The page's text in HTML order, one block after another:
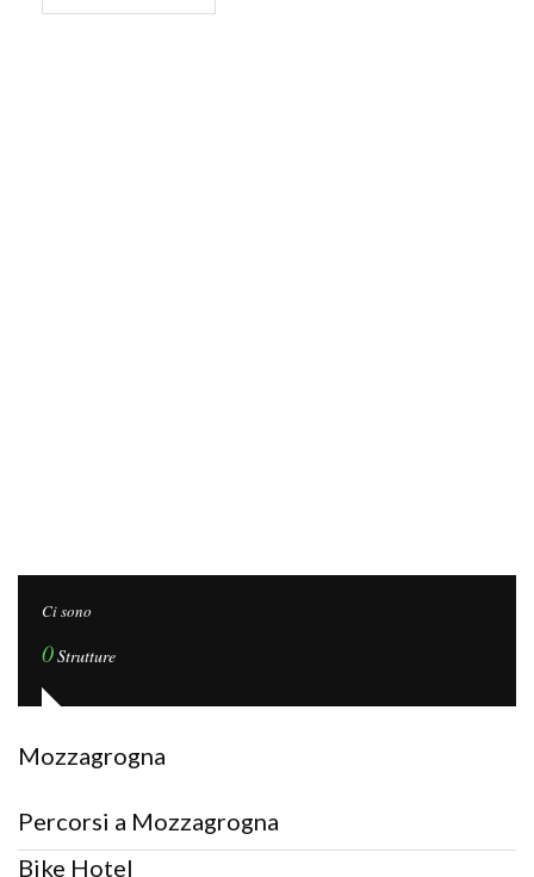
Ci sono
0Strutture
Mozzagrogna
Percorsi a Mozzagrogna
Bike Hotel